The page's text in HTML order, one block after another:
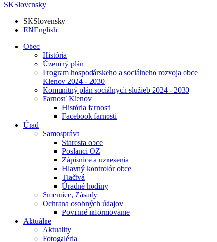
SKSlovensky
SKSlovensky
ENEnglish
Obec
História
Územný plán
Program hospodárskeho a sociálneho rozvoja obce
Klenov 2024 - 2030
Komunitný plán sociálnych služieb 2024 - 2030
Farnosť Klenov
História farnosti
Facebook farnosti
Úrad
Samospráva
Starosta obce
Poslanci OZ
Zápisnice a uznesenia
Hlavný kontrolór obce
Tlačivá
Úradné hodiny
Smernice, Zásady
Ochrana osobných údajov
Povinné informovanie
Aktuálne
Aktuality
Fotogaléria